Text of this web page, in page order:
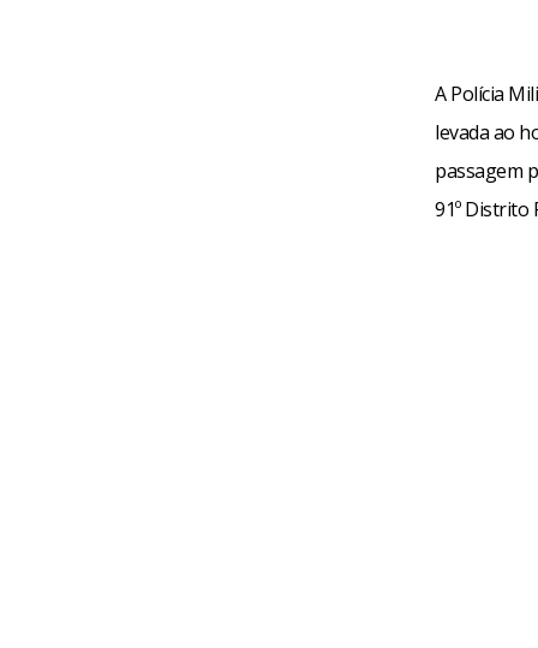
A Polícia
levada ao
passagem
91º Distrito